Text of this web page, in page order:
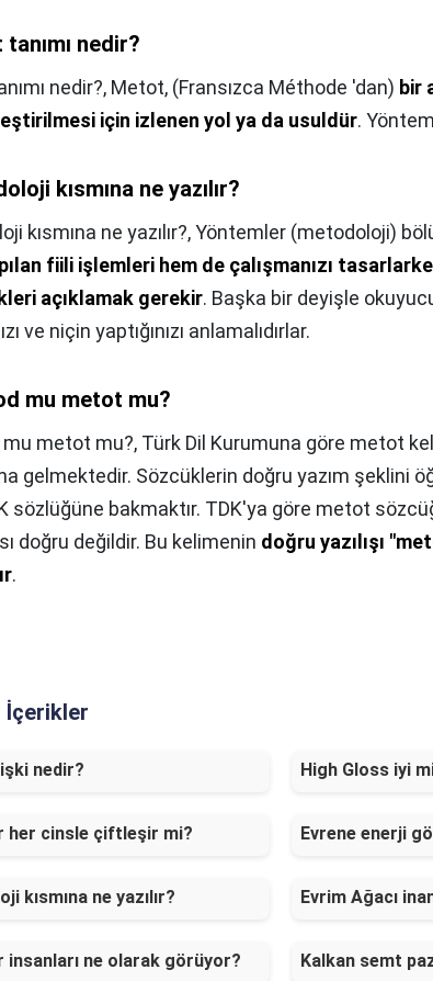
nedir?
nedir?, Metot, (Fransızca Méthode 'dan) bir
için izlenen yol ya da usuldür.
kısmına ne yazılır?
kısmına ne yazılır?,Yöntemler (metodoloji)
fiili işlemleri hem de çalışmanızı
açıklamak gerekir. Başka bir deyişle
ve niçin yaptığınızı anlamalıdırlar.
mu metot mu?
metot mu?, Türk Dil Kurumuna göre metot
gelmektedir. Sözcüklerin doğru yazım şeklini
sözlüğüne bakmaktır. TDK'ya göre metot
doğru değildir. Bu kelimenin doğru yazılışı
.
İçerikler
nedir? High Gloss iyi
her cinsle çiftleşir mi? Evrene enerji
kısmına ne yazılır? Evrim Ağacı
insanları ne olarak görüyor? Kalkan semt